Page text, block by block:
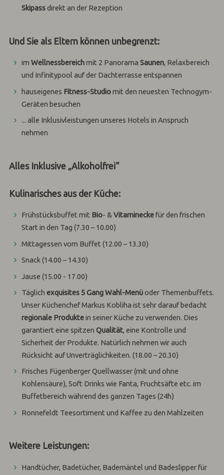
Skipassdirekt an der Rezeption
Und Sie als Eltern können unbegrenzt:
imWellnessbereichmit 2 PanoramaSaunen, Relaxbereich
und Infinitypool auf der Dachterrasse entspannen
hauseigenes Fitness-Studiomit den neuesten Technogym-
Geräten besuchen
... alle Inklusivleistungen unseres Hotels in Anspruch
nehmen
Alles Inklusive „Alkoholfrei“
Kulinarisches aus der Küche:
Frühstücksbuffet mit Bio- &Vitamineckefür den frischen
Start in den Tag (7.30 – 10.00)
Mittagessen vom Buffet (12.00 – 13.30)
Snack (14.00 – 14.30)
Jause (15.00 - 17.00)
Täglichexquisites 5 Gang Wahl-Menüoder Themenbuffets.
Unser Küchenchef Markus Kobliha ist sehr darauf bedacht
regionale Produktein seiner Küche zu verwenden. Dies
garantiert eine spitzenQualität, eine Kontrolle und
Sicherheit der Produkte. Natürlich nehmen wir auch
Rücksicht auf Unverträglichkeiten. (18.00 – 20.30)
Frisches Fügenberger Quellwasser (mit und ohne
Kohlensäure), Soft Drinks wie Fanta, Fruchtsäfte etc. im
Buffetbereich während des ganzen Tages (24h)
Ronnefeldt Teesortiment und Kaffee zu den Mahlzeiten
Weitere Leistungen:
Handtücher, Badetücher, Bademäntel und Badeslipper für